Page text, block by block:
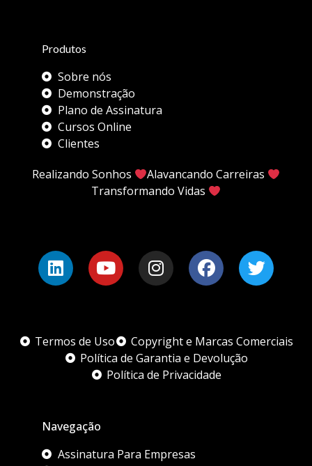
Produtos
Sobre nós
Demonstração
Plano de Assinatura
Cursos Online
Clientes
Realizando Sonhos
Alavancando Carreiras
Transformando Vidas
Termos de Uso
Copyright e Marcas Comerciais
Política de Garantia e Devolução
Política de Privacidade
Navegação
Assinatura Para Empresas